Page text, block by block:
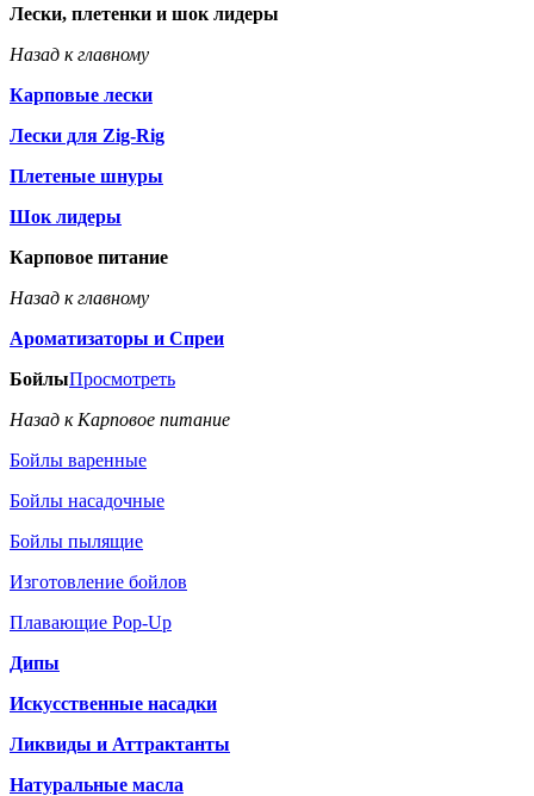
Лески, плетенки и шок лидеры
Назад к главному
Карповые лески
Лески для Zig-Rig
Плетеные шнуры
Шок лидеры
Карповое питание
Назад к главному
Ароматизаторы и Спреи
БойлыПросмотреть
Назад к Карповое питание
Бойлы варенные
Бойлы насадочные
Бойлы пылящие
Изготовление бойлов
Плавающие Pop-Up
Дипы
Искусственные насадки
Ликвиды и Аттрактанты
Натуральные масла